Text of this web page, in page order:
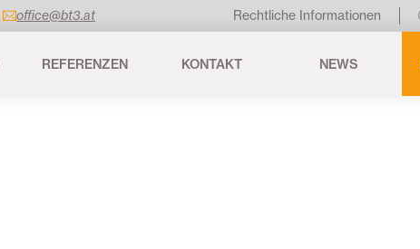
office@bt3.at Rechtliche Informationen
REFERENZEN KONTAKT NEWS